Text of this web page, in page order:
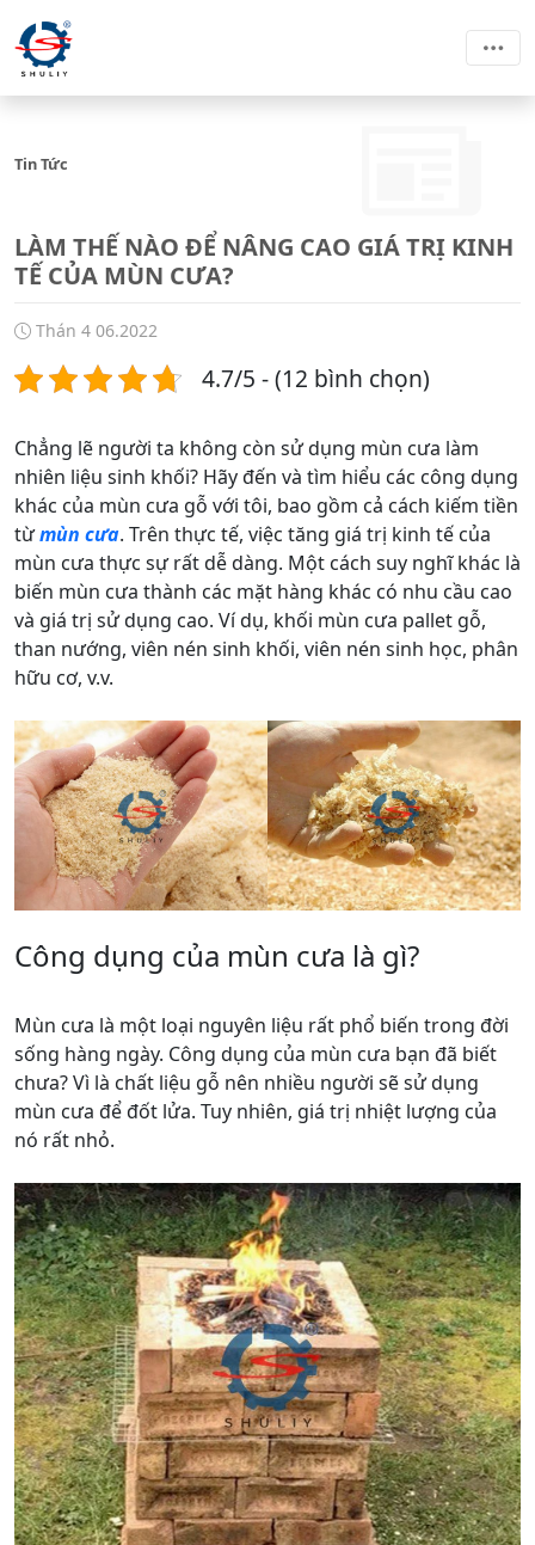
Tin Tức
LÀM THẾ NÀO ĐỂ NÂNG CAO GIÁ TRỊ KINH
TẾ CỦA MÙN CƯA?
Thán 4 06.2022
4.7/5 - (12 bình chọn)
Chẳng lẽ người ta không còn sử dụng mùn cưa làm
nhiên liệu sinh khối? Hãy đến và tìm hiểu các công dụng
khác của mùn cưa gỗ với tôi, bao gồm cả cách kiếm tiền
từmùn cưa. Trên thực tế, việc tăng giá trị kinh tế của
mùn cưa thực sự rất dễ dàng. Một cách suy nghĩ khác là
biến mùn cưa thành các mặt hàng khác có nhu cầu cao
và giá trị sử dụng cao. Ví dụ, khối mùn cưa pallet gỗ,
than nướng, viên nén sinh khối, viên nén sinh học, phân
hữu cơ, v.v.
Công dụng của mùn cưa là gì?
Mùn cưa là một loại nguyên liệu rất phổ biến trong đời
sống hàng ngày. Công dụng của mùn cưa bạn đã biết
chưa? Vì là chất liệu gỗ nên nhiều người sẽ sử dụng
mùn cưa để đốt lửa. Tuy nhiên, giá trị nhiệt lượng của
nó rất nhỏ.